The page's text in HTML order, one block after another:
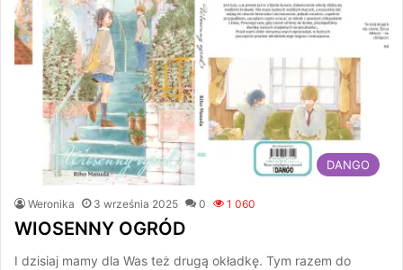
DANGO
Weronika 3 września 2025 0 1 060
WIOSENNY OGRÓD
I dzisiaj mamy dla Was też drugą okładkę. Tym razem do